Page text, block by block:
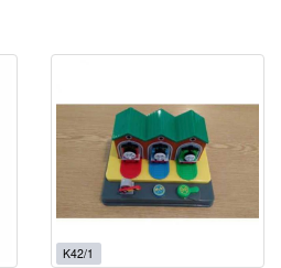
K42/1